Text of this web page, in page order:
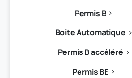
Permis B
Boite Automatique
Permis B accéléré
Permis BE